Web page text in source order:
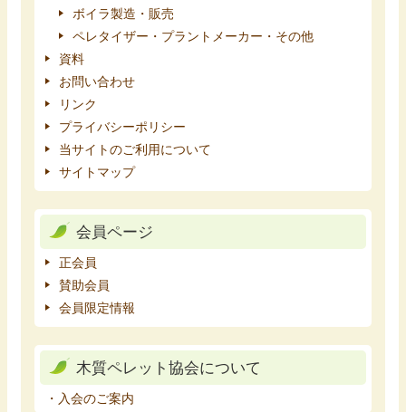
ボイラ製造・販売
ペレタイザー・プラントメーカー・その他
資料
お問い合わせ
リンク
プライバシーポリシー
当サイトのご利用について
サイトマップ
会員ページ
正会員
賛助会員
会員限定情報
木質ペレット協会について
・入会のご案内